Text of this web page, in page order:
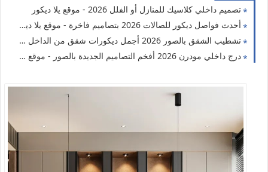
تصميم داخلي كلاسيك للمنازل أو الفلل 2026 - موقع يلا ديكور
أحدث فواصل ديكور للصالات 2026 بتصاميم فاخرة - موقع يلا ديكور
تشطيب الشقق بالصور 2026 أجمل ديكورات شقق من الداخل - موقع يلا ديكور
درج داخلي مودرن 2026 أفخم التصاميم الجديدة بالصور - موقع يلا ديكور